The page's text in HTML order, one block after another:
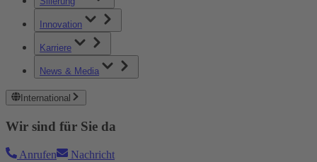
Innovation
Karriere
News & Media
International
Wir sind für Sie da
Anrufen Nachricht